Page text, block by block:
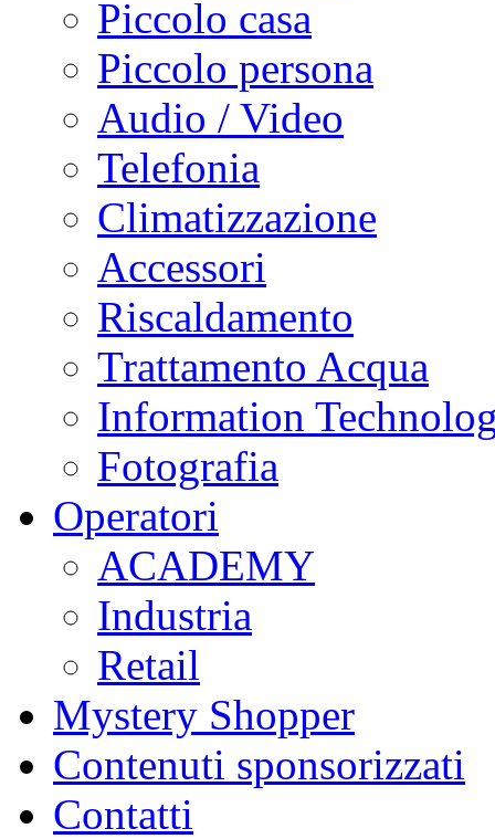
Piccolo casa
Piccolo persona
Audio / Video
Telefonia
Climatizzazione
Accessori
Riscaldamento
Trattamento Acqua
Information
Fotografia
Operatori
ACADEMY
Industria
Retail
Mystery Shopper
Contenuti sponsorizzati
Contatti